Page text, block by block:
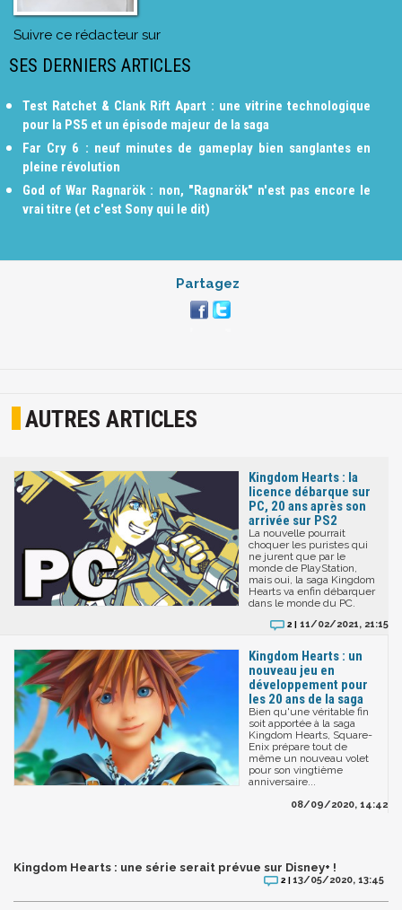
Suivre ce rédacteur sur
SES DERNIERS ARTICLES
Test Ratchet & Clank Rift Apart : une vitrine technologique
pour la PS5 et un épisode majeur de la saga
Far Cry 6 : neuf minutes de gameplay bien sanglantes en
pleine révolution
God of War Ragnarök : non, "Ragnarök" n'est pas encore le
vrai titre (et c'est Sony qui le dit)
Partagez
AUTRES ARTICLES
Kingdom Hearts : la
licence débarque sur
PC, 20 ans après son
arrivée sur PS2
La nouvelle pourrait
choquer les puristes qui
ne jurent que par le
monde de PlayStation,
mais oui, la saga Kingdom
Hearts va enfin débarquer
dans le monde du PC.
2 | 11/02/2021, 21:15
Kingdom Hearts : un
nouveau jeu en
développement pour
les 20 ans de la saga
Bien qu'une véritable fin
soit apportée à la saga
Kingdom Hearts, Square-
Enix prépare tout de
même un nouveau volet
pour son vingtième
anniversaire...
08/09/2020, 14:42
Kingdom Hearts : une série serait prévue sur Disney+ !
2 | 13/05/2020, 13:45